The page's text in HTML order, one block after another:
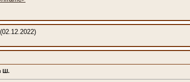
(02.12.2022)
Ш.